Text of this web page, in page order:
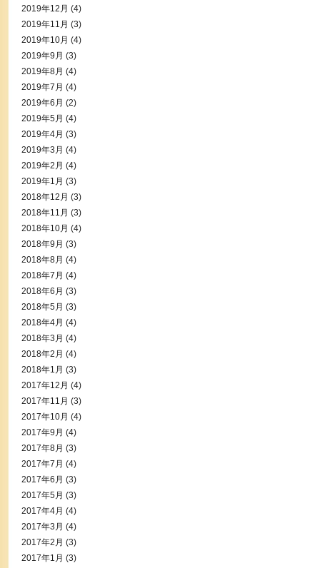
2019年12月 (4)
2019年11月 (3)
2019年10月 (4)
2019年9月 (3)
2019年8月 (4)
2019年7月 (4)
2019年6月 (2)
2019年5月 (4)
2019年4月 (3)
2019年3月 (4)
2019年2月 (4)
2019年1月 (3)
2018年12月 (3)
2018年11月 (3)
2018年10月 (4)
2018年9月 (3)
2018年8月 (4)
2018年7月 (4)
2018年6月 (3)
2018年5月 (3)
2018年4月 (4)
2018年3月 (4)
2018年2月 (4)
2018年1月 (3)
2017年12月 (4)
2017年11月 (3)
2017年10月 (4)
2017年9月 (4)
2017年8月 (3)
2017年7月 (4)
2017年6月 (3)
2017年5月 (3)
2017年4月 (4)
2017年3月 (4)
2017年2月 (3)
2017年1月 (3)